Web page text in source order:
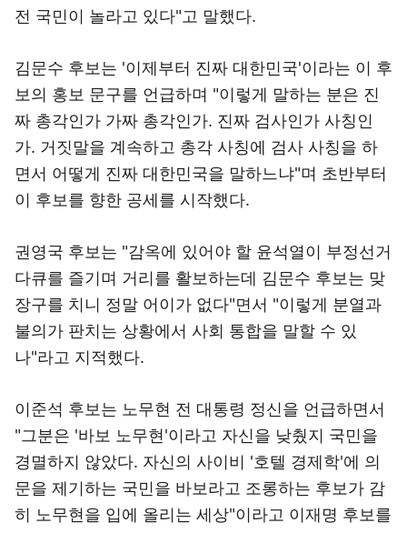
전 국민이 놀라고 있다"고 말했다.
김문수 후보는 '이제부터 진짜 대한민국'이라는 이 후
보의 홍보 문구를 언급하며 "이렇게 말하는 분은 진
짜 총각인가 가짜 총각인가. 진짜 검사인가 사칭인
가. 거짓말을 계속하고 총각 사칭에 검사 사칭을 하
면서 어떻게 진짜 대한민국을 말하느냐"며 초반부터
이 후보를 향한 공세를 시작했다.
권영국 후보는 "감옥에 있어야 할 윤석열이 부정선거
다큐를 즐기며 거리를 활보하는데 김문수 후보는 맞
장구를 치니 정말 어이가 없다"면서 "이렇게 분열과
불의가 판치는 상황에서 사회 통합을 말할 수 있
나"라고 지적했다.
이준석 후보는 노무현 전 대통령 정신을 언급하면서
"그분은 '바보 노무현'이라고 자신을 낮췄지 국민을
경멸하지 않았다. 자신의 사이비 '호텔 경제학'에 의
문을 제기하는 국민을 바보라고 조롱하는 후보가 감
히 노무현을 입에 올리는 세상"이라고 이재명 후보를